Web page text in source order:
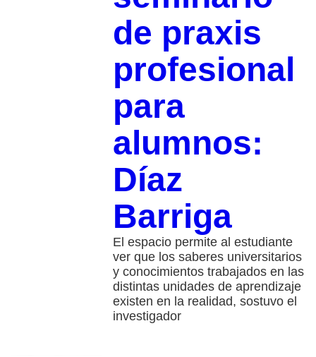
de praxis
profesional
para
alumnos:
Díaz
Barriga
El espacio permite al estudiante
ver que los saberes universitarios
y conocimientos trabajados en las
distintas unidades de aprendizaje
existen en la realidad, sostuvo el
investigador